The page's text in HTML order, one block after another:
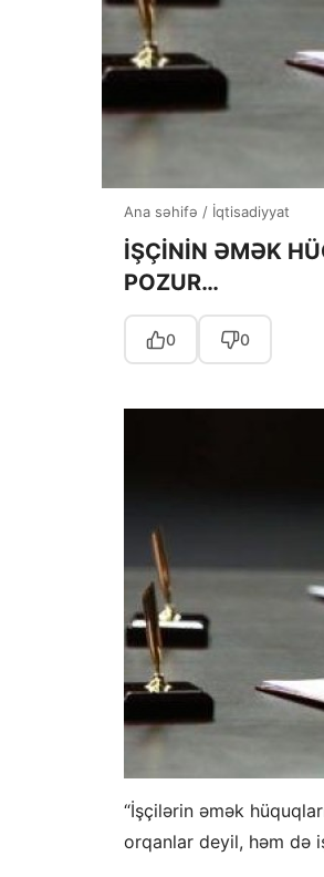
Ana səhifə / İqtisadiyyat
İŞÇİNİN ƏMƏK
POZUR…
0 0
“İşçilərin əmək
orqanlar deyil, həm də